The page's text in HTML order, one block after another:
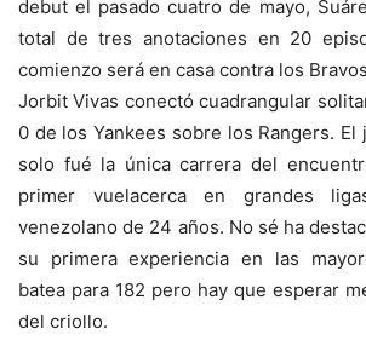
debut el pasado cuatro de mayo,
total de tres anotaciones en 20
comienzo será en casa contra los
Jorbit Vivas conectó cuadrangular
0 de los Yankees sobre los Rangers. El
solo fué la única carrera del
primer vuelacerca en grandes
venezolano de 24 años. No sé ha
su primera experiencia en las
batea para 182 pero hay que esperar
del criollo.